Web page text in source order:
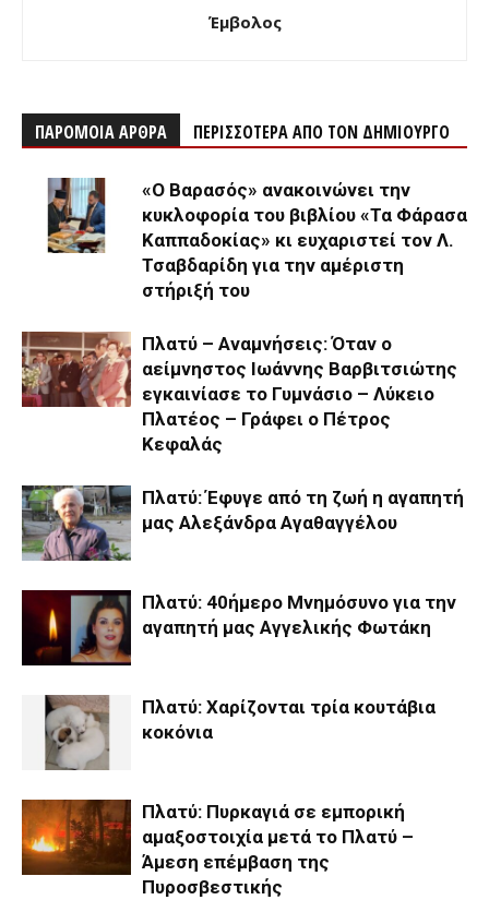
Έμβολος
ΠΑΡΟΜΟΙΑ ΑΡΘΡΑ ΠΕΡΙΣΣΟΤΕΡΑ ΑΠΟ ΤΟΝ ΔΗΜΙΟΥΡΓΟ
«Ο Βαρασός» ανακοινώνει την
κυκλοφορία του βιβλίου «Τα Φάρασα
Καππαδοκίας» κι ευχαριστεί τον Λ.
Τσαβδαρίδη για την αμέριστη
στήριξή του
Πλατύ – Αναμνήσεις: Όταν ο
αείμνηστος Ιωάννης Βαρβιτσιώτης
εγκαινίασε το Γυμνάσιο – Λύκειο
Πλατέος – Γράφει ο Πέτρος
Κεφαλάς
Πλατύ: Έφυγε από τη ζωή η αγαπητή
μας Αλεξάνδρα Αγαθαγγέλου
Πλατύ: 40ήμερο Μνημόσυνο για την
αγαπητή μας Αγγελικής Φωτάκη
Πλατύ: Χαρίζονται τρία κουτάβια
κοκόνια
Πλατύ: Πυρκαγιά σε εμπορική
αμαξοστοιχία μετά το Πλατύ –
Άμεση επέμβαση της
Πυροσβεστικής